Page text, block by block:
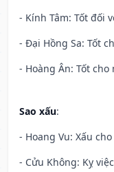
- Kính Tâm: Tốt đối
- Đại Hồng Sa: Tốt
- Hoàng Ân: Tốt cho
Sao xấu:
- Hoang Vu: Xấu
- Cửu Không: Kỵ